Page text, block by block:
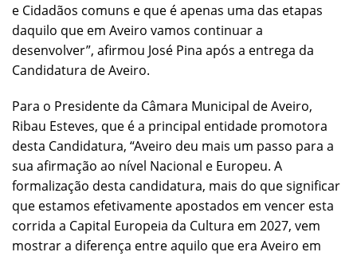
e Cidadãos comuns e que é apenas uma das etapas
daquilo que em Aveiro vamos continuar a
desenvolver”, afirmou José Pina após a entrega da
Candidatura de Aveiro.
Para o Presidente da Câmara Municipal de Aveiro,
Ribau Esteves, que é a principal entidade promotora
desta Candidatura, “Aveiro deu mais um passo para a
sua afirmação ao nível Nacional e Europeu. A
formalização desta candidatura, mais do que significar
que estamos efetivamente apostados em vencer esta
corrida a Capital Europeia da Cultura em 2027, vem
mostrar a diferença entre aquilo que era Aveiro em